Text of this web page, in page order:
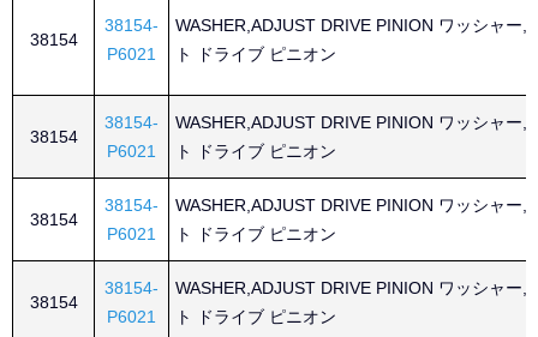
38154
38154-
P6021
WASHER,ADJUST DRIVE PINION ワッシャー,
ト ドライブ ピニオン
38154
38154-
P6021
WASHER,ADJUST DRIVE PINION ワッシャー,
ト ドライブ ピニオン
38154
38154-
P6021
WASHER,ADJUST DRIVE PINION ワッシャー,
ト ドライブ ピニオン
38154
38154-
P6021
WASHER,ADJUST DRIVE PINION ワッシャー,
ト ドライブ ピニオン